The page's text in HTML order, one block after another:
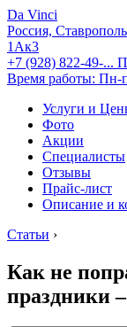
Da Vinci
Россия,
1Ак3
+7 (928) 822-49-...
Время работы: Пн-
Услуги и
Фото
Акции
Специалисты
Отзывы
Прайс-лист
Описание и
Статьи ›
Как не
праздники